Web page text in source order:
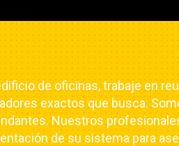
de oficinas, trabaje en
exactos que busca.
Nuestros
de su sistema para